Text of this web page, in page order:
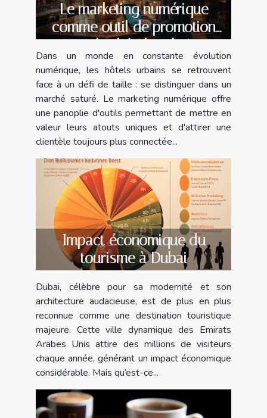
Le marketing numérique
comme outil de promotion
pour les hôtels urbains
Dans un monde en constante évolution
numérique, les hôtels urbains se retrouvent
face à un défi de taille : se distinguer dans un
marché saturé. Le marketing numérique offre
une panoplie d'outils permettant de mettre en
valeur leurs atouts uniques et d'attirer une
clientèle toujours plus connectée...
Impact économique du
tourisme à Dubai
Dubai, célèbre pour sa modernité et son
architecture audacieuse, est de plus en plus
reconnue comme une destination touristique
majeure. Cette ville dynamique des Emirats
Arabes Unis attire des millions de visiteurs
chaque année, générant un impact économique
considérable. Mais qu’est-ce...